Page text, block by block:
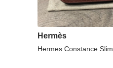
Hermès
Hermes Constance Slim